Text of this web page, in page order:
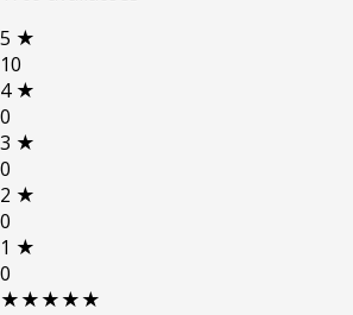
5 ★
10
4 ★
0
3 ★
0
2 ★
0
1 ★
0
★★★★★